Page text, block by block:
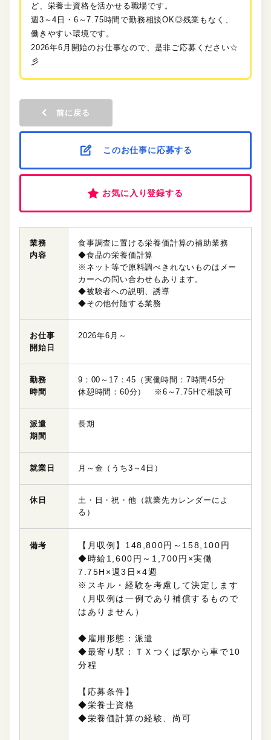
ど、栄養士資格を活かせる職場です。
週3～4日・6～7.75時間で勤務相談OK◎残業もなく、
働きやすい環境です。
2026年6月開始のお仕事なので、是非ご応募ください☆
彡
前に戻る
このお仕事に応募する
お気に入り登録する
業務
内容
食事調査に置ける栄養価計算の補助業務
◆食品の栄養価計算
※ネット等で原料調べきれないものはメー
カーへの問い合わせもあります。
◆被験者への説明、誘導
◆その他付随する業務
お仕事
開始日
2026年6月～
勤務
時間
9：00～17：45（実働時間：7時間45分
休憩時間：60分） ※6～7.75Hで相談可
派遣
期間
長期
就業日 月～金（うち3～4日）
休日
土・日・祝・他（就業先カレンダーによ
る）
備考
【月収例】148,800円～158,100円
◆時給1,600円～1,700円×実働
7.75H×週3日×4週
※スキル・経験を考慮して決定します
（月収例は一例であり補償するもので
はありません）
◆雇用形態：派遣
◆最寄り駅：ＴＸつくば駅から車で10
分程
【応募条件】
◆栄養士資格
◆栄養価計算の経験、尚可